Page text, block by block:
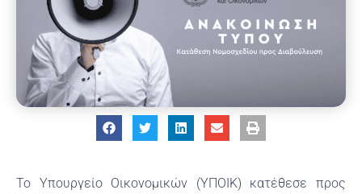
To Υπουργείο Οικονομικών (ΥΠΟΙΚ) κατέθεσε προς